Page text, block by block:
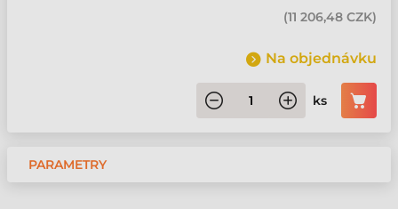
(11 206,48 CZK)
Na objednávku
ks
PARAMETRY